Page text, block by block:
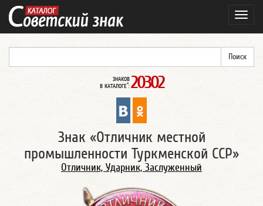
ЗНАКОВ
В КАТАЛОГЕ*: 20302
Знак «Отличник местной
промышленности Туркменской ССР»
Отличник, Ударник, Заслуженный